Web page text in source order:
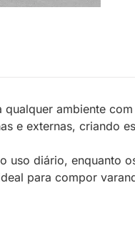
ambiente
e externas, criando
uso diário, enquanto
para compor